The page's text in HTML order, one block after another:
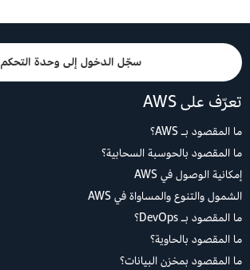
سجّل الدخول إلى وحدة التحكم
تعرّف على AWS
ما المقصود بـ AWS؟
ما المقصود بالحوسبة السحابية؟
إمكانية الوصول في AWS
الشمول والتنوع والمساواة في AWS
ما المقصود بـ DevOps؟
ما المقصود بالحاوية؟
ما المقصود بمخزن البيانات؟